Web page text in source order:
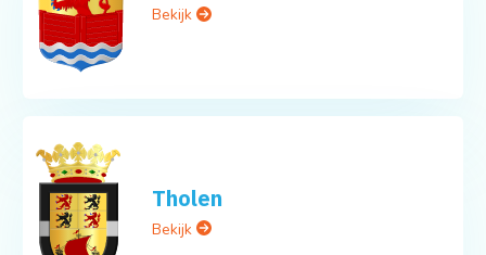
Bekijk
Tholen
Bekijk